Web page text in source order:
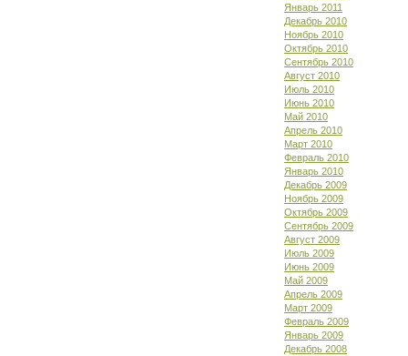
Январь 2011
Декабрь 2010
Ноябрь 2010
Октябрь 2010
Сентябрь 2010
Август 2010
Июль 2010
Июнь 2010
Май 2010
Апрель 2010
Март 2010
Февраль 2010
Январь 2010
Декабрь 2009
Ноябрь 2009
Октябрь 2009
Сентябрь 2009
Август 2009
Июль 2009
Июнь 2009
Май 2009
Апрель 2009
Март 2009
Февраль 2009
Январь 2009
Декабрь 2008